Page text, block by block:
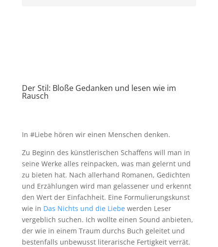
Der Stil: Bloße Gedanken und lesen wie im
Rausch
In #Liebe hören wir einen Menschen denken.
Zu Beginn des künstlerischen Schaffens will man in
seine Werke alles reinpacken, was man gelernt und
zu bieten hat. Nach allerhand Romanen, Gedichten
und Erzählungen wird man gelassener und erkennt
den Wert der Einfachheit. Eine Formulierungskunst
wie in Das Nichts und die Liebewerden Leser
vergeblich suchen. Ich wollte einen Sound anbieten,
der wie in einem Traum durchs Buch geleitet und
bestenfalls unbewusst literarische Fertigkeit verrät.